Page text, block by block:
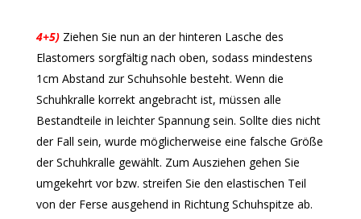
4+5) Ziehen Sie nun an der hinteren Lasche des
Elastomers sorgfältig nach oben, sodass mindestens
1cm Abstand zur Schuhsohle besteht. Wenn die
Schuhkralle korrekt angebracht ist, müssen alle
Bestandteile in leichter Spannung sein. Sollte dies nicht
der Fall sein, wurde möglicherweise eine falsche Größe
der Schuhkralle gewählt. Zum Ausziehen gehen Sie
umgekehrt vor bzw. streifen Sie den elastischen Teil
von der Ferse ausgehend in Richtung Schuhspitze ab.